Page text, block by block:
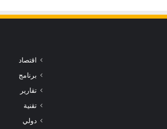
اقتصاد
برنامج
تقارير
تقنية
دولي